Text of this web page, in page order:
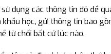
dụng các thông tin đó để
khẩu học, gửi thông tin bao
từ chối bất cứ lúc nào.